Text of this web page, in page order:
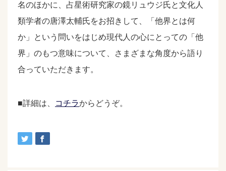
名のほかに、占星術研究家の鏡リュウジ氏と文化人
類学者の唐澤太輔氏をお招きして、「他界とは何
か」という問いをはじめ現代人の心にとっての「他
界」のもつ意味について、さまざまな角度から語り
合っていただきます。
■詳細は、 コチラからどうぞ。